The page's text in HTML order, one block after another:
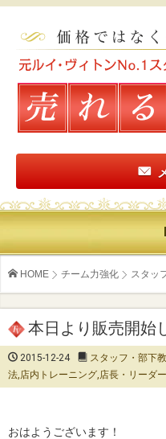
HOME チーム力強化 スタッ
本日より販売開始
2015-12-24 スタッフ・部下
法,店内トレーニング,店長・リーダ
おはようございます！